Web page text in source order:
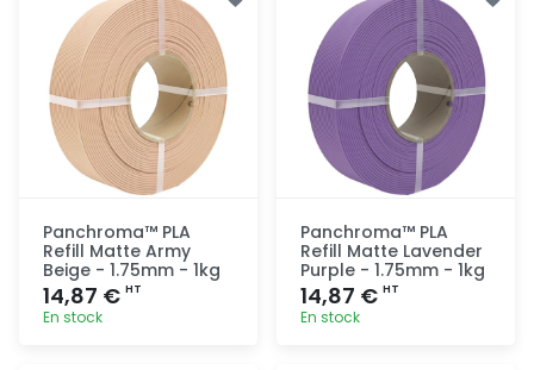
rapide rapide
Panchroma™ PLA
Refill Matte Army
Beige - 1.75mm - 1kg
14,87 € HT
En stock
Panchroma™ PLA
Refill Matte Lavender
Purple - 1.75mm - 1kg
14,87 € HT
En stock